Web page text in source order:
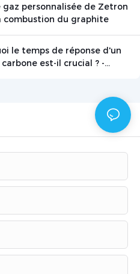
personnalisée de Zetron
combustion du graphite
le temps de réponse d'un
est-il crucial ? -